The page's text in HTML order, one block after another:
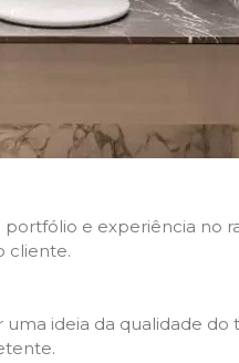
e experiência no
cliente.
ideia da qualidade